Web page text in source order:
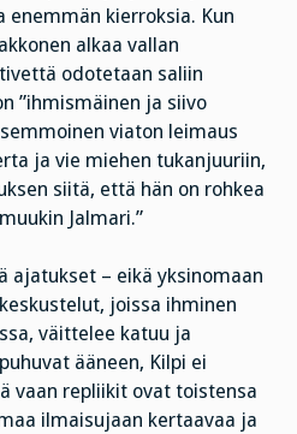
enemmän kierroksia. Kun
alkaa vallan
odotetaan saliin
”ihmismäinen ja siivo
viaton leimaus
ja vie miehen tukanjuuriin,
siitä, että hän on rohkea
Jalmari.”
ajatukset – eikä yksinomaan
joissa ihminen
väittelee katuu ja
ääneen, Kilpi ei
vaan repliikit ovat toistensa
ilmaisujaan kertaavaa ja